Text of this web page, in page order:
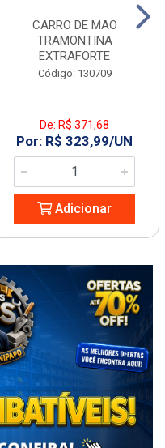
CARRO DE MAO
TRAMONTINA
EXTRAFORTE
Código: 130709
De: R$ 371,68
Por: R$ 323,99/UN
Adicionar